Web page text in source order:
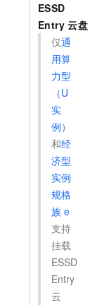
ESSD
Entry 云盘
仅通
用算
力型
（U
实
例）
和经
济型
实例
规格
族 e
支持
挂载
ESSD
Entry
云